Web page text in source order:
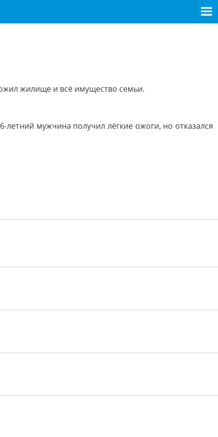
жилище и всё имущество семьи.
мужчина получил лёгкие ожоги, но отказался